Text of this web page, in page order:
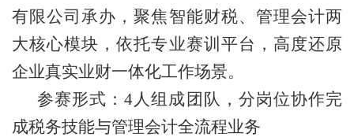
有限公司承办，聚焦智能财税、管理会计两
大核心模块，依托专业赛训平台，高度还原
企业真实业财一体化工作场景。
参赛形式：4人组成团队，分岗位协作完
成税务技能与管理会计全流程业务